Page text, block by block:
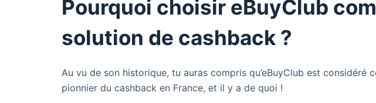
Pourquoi choisir eBuyClub
solution de cashback ?
Au vu de son historique, tu auras compris qu’eBuyClub est considéré
pionnier du cashback en France, et il y a de quoi !